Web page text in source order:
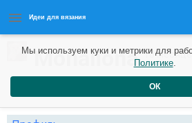
Идеи для вязания
Monaliona10
Мы используем куки и метрики для
Политике.
ОК